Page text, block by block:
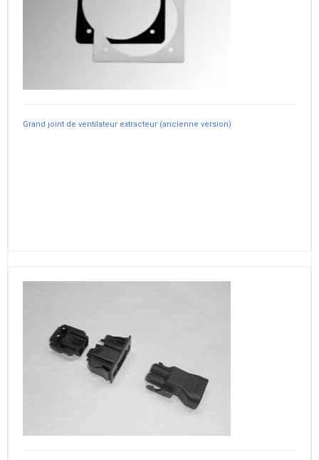
Grand joint de ventilateur extracteur (ancienne version)